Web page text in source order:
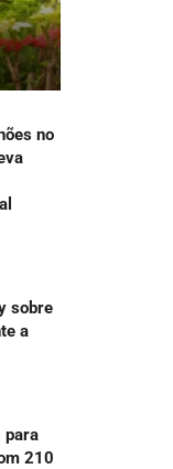
no
sobre
a
para
210